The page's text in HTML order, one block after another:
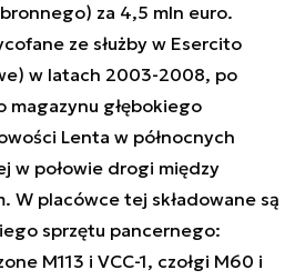
za 4,5 mln euro.
ze służby w Esercito
w latach 2003-2008, po
magazynu głębokiego
Lenta w północnych
w połowie drogi między
W placówce tej składowane są
sprzętu pancernego:
M113 i VCC-1, czołgi M60 i